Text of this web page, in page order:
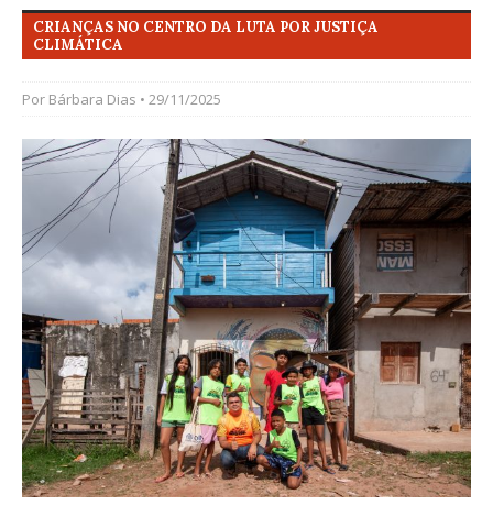
CRIANÇAS NO CENTRO DA LUTA POR JUSTIÇA
CLIMÁTICA
Por Bárbara Dias • 29/11/2025